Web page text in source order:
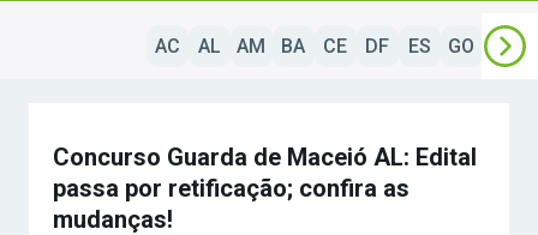
AC AL AM BA CE DF ES GO MA
Concurso Guarda de Maceió AL: Edital
passa por retificação; confira as
mudanças!